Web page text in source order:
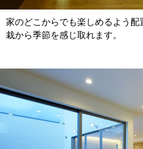
家のどこからでも楽しめるよう
栽から季節を感じ取れます。